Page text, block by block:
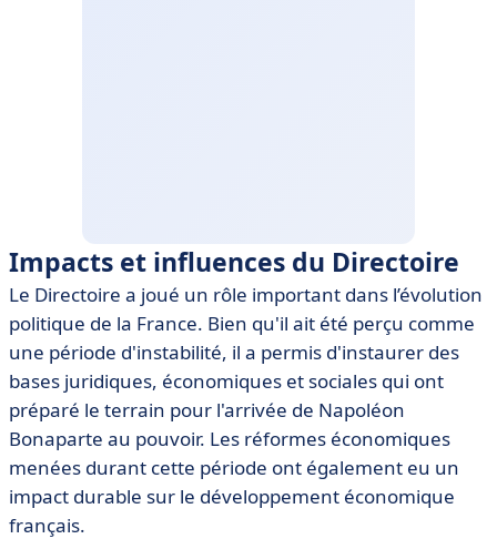
Impacts et influences du Directoire
Le Directoire a joué un rôle important dans l’évolution
politique de la France. Bien qu'il ait été perçu comme
une période d'instabilité, il a permis d'instaurer des
bases juridiques, économiques et sociales qui ont
préparé le terrain pour l'arrivée de Napoléon
Bonaparte au pouvoir. Les réformes économiques
menées durant cette période ont également eu un
impact durable sur le développement économique
français.